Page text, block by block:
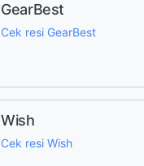
GearBest
Cek resi GearBest
Wish
Cek resi Wish